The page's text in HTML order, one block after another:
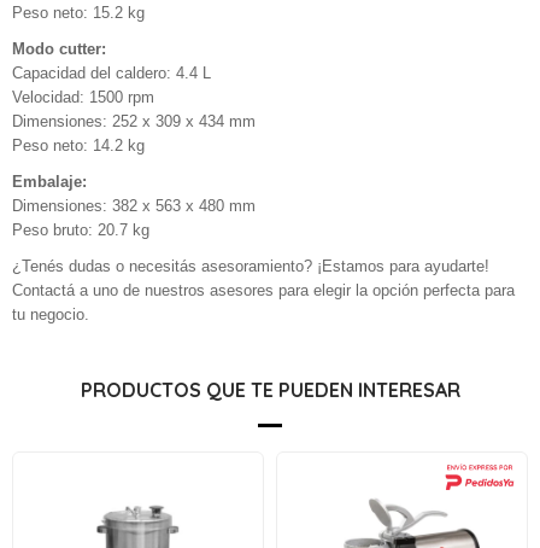
Peso neto: 15.2 kg
Modo cutter:
Capacidad del caldero: 4.4 L
Velocidad: 1500 rpm
Dimensiones: 252 x 309 x 434 mm
Peso neto: 14.2 kg
Embalaje:
Dimensiones: 382 x 563 x 480 mm
Peso bruto: 20.7 kg
¿Tenés dudas o necesitás asesoramiento? ¡Estamos para ayudarte!
Contactá a uno de nuestros asesores para elegir la opción perfecta para
tu negocio.
PRODUCTOS QUE TE PUEDEN INTERESAR